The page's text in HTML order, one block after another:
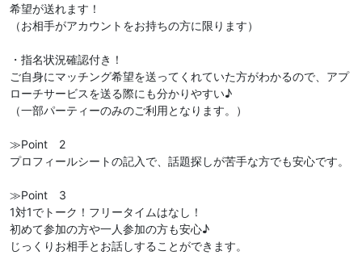
希望が送れます！
（お相手がアカウントをお持ちの方に限ります）
・指名状況確認付き！
ご自身にマッチング希望を送ってくれていた方がわかるので、アプ
ローチサービスを送る際にも分かりやすい♪
（一部パーティーのみのご利用となります。）
≫Point 2
プロフィールシートの記入で、話題探しが苦手な方でも安心です。
≫Point 3
1対1でトーク！フリータイムはなし！
初めて参加の方や一人参加の方も安心♪
じっくりお相手とお話しすることができます。